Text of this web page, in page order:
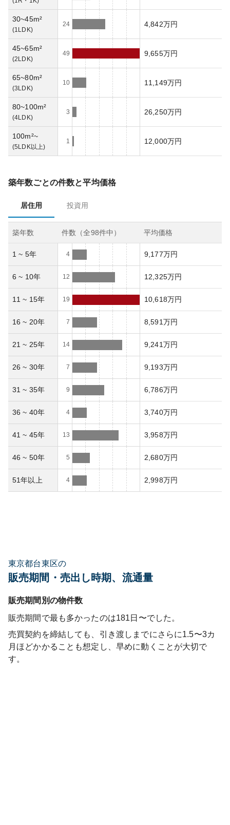
30~45m²
(1LDK)
24 4,842万円
45~65m²
(2LDK)
49 9,655万円
65~80m²
(3LDK)
10 11,149万円
80~100m²
(4LDK)
3 26,250万円
100m²~
(5LDK以上)
1 12,000万円
築年数ごとの件数と平均価格
居住用 投資用
築年数 件数（全98件中） 平均価格
1 ~ 5年 4 9,177万円
6 ~ 10年 12 12,325万円
11 ~ 15年 19 10,618万円
16 ~ 20年 7 8,591万円
21 ~ 25年 14 9,241万円
26 ~ 30年 7 9,193万円
31 ~ 35年 9 6,786万円
36 ~ 40年 4 3,740万円
41 ~ 45年 13 3,958万円
46 ~ 50年 5 2,680万円
51年以上 4 2,998万円
東京都台東区の
販売期間・売出し時期、流通量
販売期間別の物件数
販売期間で最も多かったのは181日〜でした。
売買契約を締結しても、引き渡しまでにさらに1.5〜3カ
月ほどかかることも想定し、早めに動くことが大切で
す。